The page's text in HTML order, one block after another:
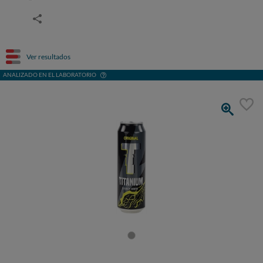
Ver resultados
ANALIZADO EN EL LABORATORIO